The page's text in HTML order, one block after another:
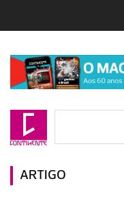
ARTIGO